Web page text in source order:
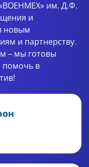
«ВОЕНМЕХ» им. Д.Ф.
и
новым
и партнерству.
– мы готовы
помочь в